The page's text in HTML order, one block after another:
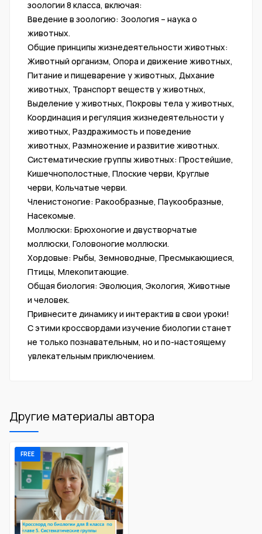
зоологии 8 класса, включая:
Введение в зоологию: Зоология – наука о
животных.
Общие принципы жизнедеятельности животных:
Животный организм, Опора и движение животных,
Питание и пищеварение у животных, Дыхание
животных, Транспорт веществ у животных,
Выделение у животных, Покровы тела у животных,
Координация и регуляция жизнедеятельности у
животных, Раздражимость и поведение
животных, Размножение и развитие животных.
Систематические группы животных: Простейшие,
Кишечнополостные, Плоские черви, Круглые
черви, Кольчатые черви.
Членистоногие: Ракообразные, Паукообразные,
Насекомые.
Моллюски: Брюхоногие и двустворчатые
моллюски, Головоногие моллюски.
Хордовые: Рыбы, Земноводные, Пресмыкающиеся,
Птицы, Млекопитающие.
Общая биология: Эволюция, Экология, Животные
и человек.
Привнесите динамику и интерактив в свои уроки!
С этими кроссвордами изучение биологии станет
не только познавательным, но и по-настоящему
увлекательным приключением.
Другие материалы автора
FREE